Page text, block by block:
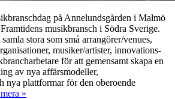
på Annelundsgården i Malmö
musikbransch i Södra Sverige.
stora som små arrangörer/venues,
musiker/artister, innovations-
för att gemensamt skapa en
av nya affärsmodeller,
nya plattformar för den oberoende
»